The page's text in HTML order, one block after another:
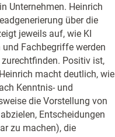
Unternehmen. Heinrich
über die
jeweils auf, wie KI
Fachbegriffe werden
Positiv ist,
macht deutlich, wie
Kenntnis- und
die Vorstellung von
Entscheidungen
zu machen), die